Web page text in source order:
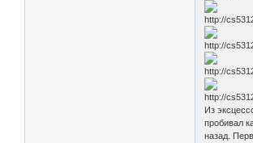
Из
пробивал
назад.